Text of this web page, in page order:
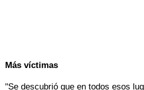
Más víctimas
"Se descubrió que en todos esos